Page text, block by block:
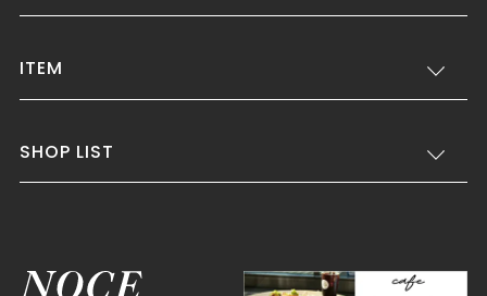
ITEM
SHOP LIST